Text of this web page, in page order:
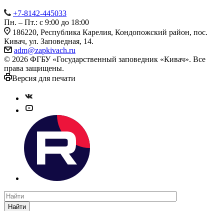
+7-8142-445033
Пн. – Пт.: с 9:00 до 18:00
186220, Республика Карелия, Кондопожский район, пос.
Кивач, ул. Заповедная, 14.
adm@zapkivach.ru
© 2026 ФГБУ «Государственный заповедник «Кивач». Все
права защищены.
Версия для печати
Найти